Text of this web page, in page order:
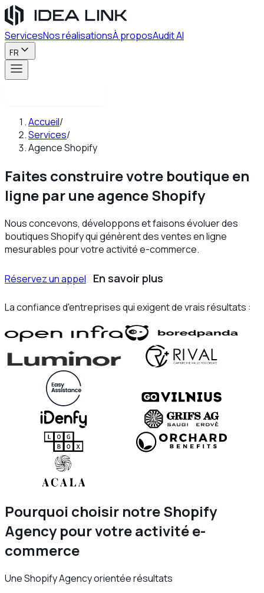
ServicesNos réalisationsÀ proposAudit AI
FR
Accueil/
Services/
Agence Shopify
Faites construire votre boutique en
ligne par uneagence Shopify
Nous concevons, développons et faisons évoluer des
boutiques Shopify qui génèrent des ventes en ligne
mesurables pour votre activité e-commerce.
Réservez un appel En savoir plus
La confiance d'entreprises qui exigent de vrais résultats :
Pourquoi choisir notre Shopify
Agency pour votre activité e-
commerce
Une Shopify Agency orientée résultats